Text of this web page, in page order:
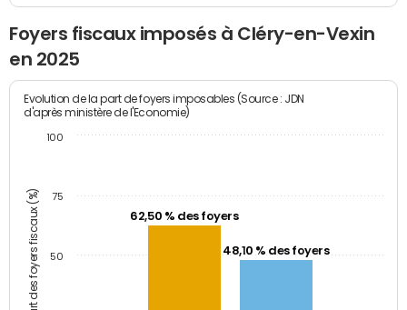
Foyers fiscaux imposés à Cléry-en-Vexin
en 2025
Part des foyers fiscaux (%)
Evolution de la part de foyers imposables (Source : JDN
d'après ministère de l'Economie)
62,50 % des foyers
48,10 % des foyers
50
75
100